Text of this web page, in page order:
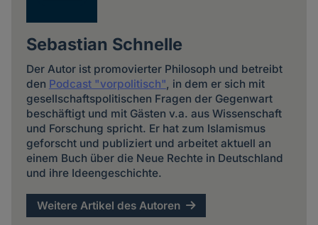
Sebastian Schnelle
Der Autor ist promovierter Philosoph und betreibt
den Podcast "vorpolitisch" , in dem er sich mit
gesellschaftspolitischen Fragen der Gegenwart
beschäftigt und mit Gästen v.a. aus Wissenschaft
und Forschung spricht. Er hat zum Islamismus
geforscht und publiziert und arbeitet aktuell an
einem Buch über die Neue Rechte in Deutschland
und ihre Ideengeschichte.
Weitere Artikel des Autoren